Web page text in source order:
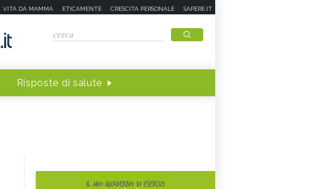
VITA DA MAMMA ETICAMENTE CRESCITA PERSONALE SAPERE.IT
Risposte di salute